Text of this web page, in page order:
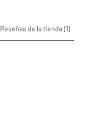
Reseñas de la tienda (1)